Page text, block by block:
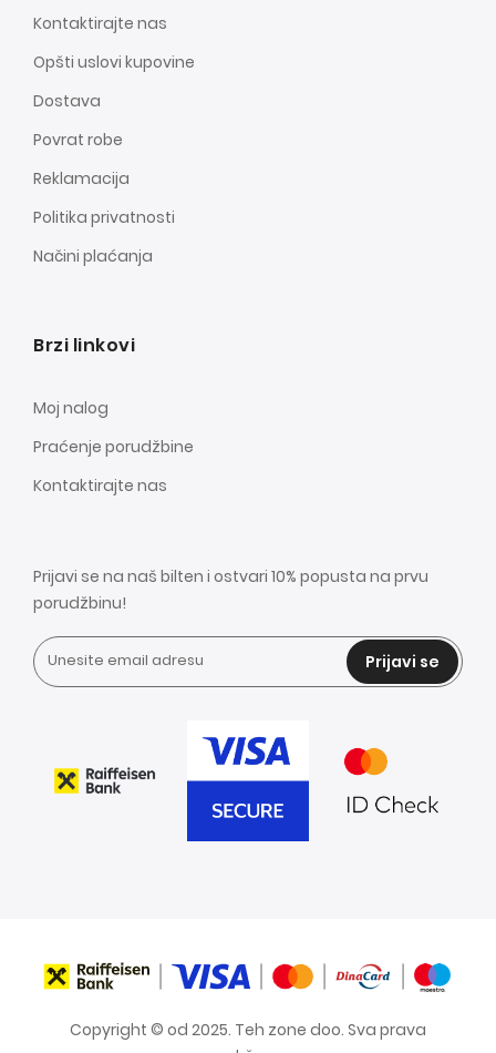
Kontaktirajte nas
Opšti uslovi kupovine
Dostava
Povrat robe
Reklamacija
Politika privatnosti
Načini plaćanja
Brzi linkovi
Moj nalog
Praćenje porudžbine
Kontaktirajte nas
Prijavi se na naš bilten i ostvari 10% popusta na prvu
porudžbinu!
Prijavi se
Copyright © od 2025. Teh zone doo. Sva prava